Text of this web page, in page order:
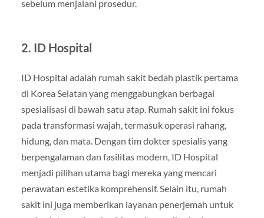
sebelum menjalani prosedur.
2. ID Hospital
ID Hospital adalah rumah sakit bedah plastik pertama
di Korea Selatan yang menggabungkan berbagai
spesialisasi di bawah satu atap. Rumah sakit ini fokus
pada transformasi wajah, termasuk operasi rahang,
hidung, dan mata. Dengan tim dokter spesialis yang
berpengalaman dan fasilitas modern, ID Hospital
menjadi pilihan utama bagi mereka yang mencari
perawatan estetika komprehensif. Selain itu, rumah
sakit ini juga memberikan layanan penerjemah untuk